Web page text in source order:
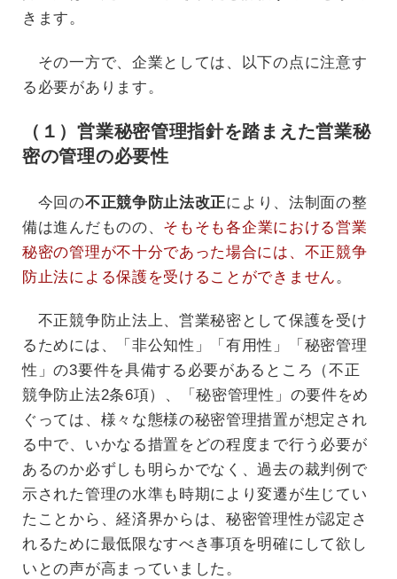
きます。
その一方で、企業としては、以下の点に注意す
る必要があります。
（１）営業秘密管理指針を踏まえた営業秘
密の管理の必要性
今回の不正競争防止法改正により、法制面の整
備は進んだものの、 そもそも各企業における営業
秘密の管理が不十分であった場合には、不正競争
防止法による保護を受けることができません。
不正競争防止法上、営業秘密として保護を受け
るためには、「非公知性」「有用性」「秘密管理
性」の3要件を具備する必要があるところ（不正
競争防止法2条6項）、「秘密管理性」の要件をめ
ぐっては、様々な態様の秘密管理措置が想定され
る中で、いかなる措置をどの程度まで行う必要が
あるのか必ずしも明らかでなく、過去の裁判例で
示された管理の水準も時期により変遷が生じてい
たことから、経済界からは、秘密管理性が認定さ
れるために最低限なすべき事項を明確にして欲し
いとの声が高まっていました。